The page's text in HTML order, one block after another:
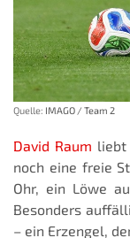
Quelle: IMAGO / Team 2
David Raum liebt
noch eine freie
Ohr, ein Löwe
Besonders
– ein Erzengel,